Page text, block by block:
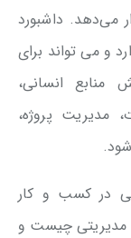
می‌دهد. داشبورد
و می تواند برای
انسانی،
مدیریت پروژه،
در کسب و کار
مدیریتی چیست و